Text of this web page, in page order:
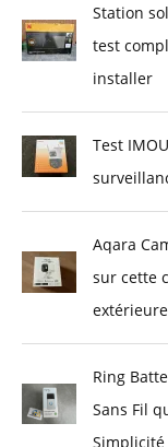
Station
test
installer
Test
Aqara
sur cette
extérieure
Ring
Sans Fil
Simplicité